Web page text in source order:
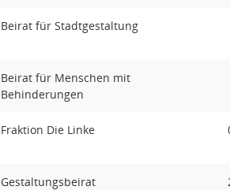
Beirat für Stadtgestaltung
Beirat für Menschen mit
Behinderungen
Fraktion Die Linke
Gestaltungsbeirat